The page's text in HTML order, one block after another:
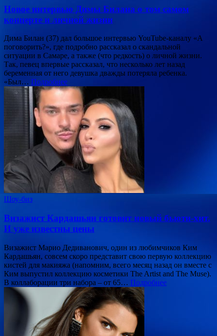
Новое интервью Димы Билана о том самом
концерте и личной жизни
Дима Билан (37) дал большое интервью YouTube-каналу «А
поговорить?», где подробно рассказал о скандальной
ситуации в Самаре, а также (что редкость) о личной жизни.
Так, певец впервые рассказал, что несколько лет назад
беременная от него девушка дважды потеряла ребенка.
«Был… Подробнее
Шоу-биз
Визажист Кардашьян готовит новый бьюти-хит.
И уже известны цены
Визажист Марио Дедиванович, один из любимчиков Ким
Кардашьян, совсем скоро представит свою первую коллекцию
кистей для макияжа (напомним, всего месяц назад он вместе с
Ким выпустил коллекцию косметики The Artist and The Muse).
В коллаборации три набора – от 65… Подробнее